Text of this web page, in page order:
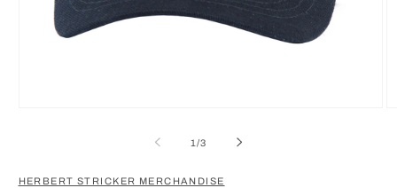
1/von
3
HERBERT STRICKER MERCHANDISE